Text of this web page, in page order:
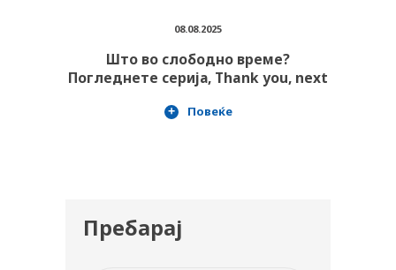
08.08.2025
Што во слободно време?
Погледнете серија, Thank you, next
Повеќе
Пребарај